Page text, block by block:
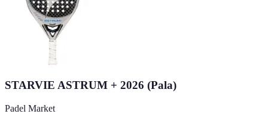
STARVIE ASTRUM + 2026 (Pala)
Padel Market